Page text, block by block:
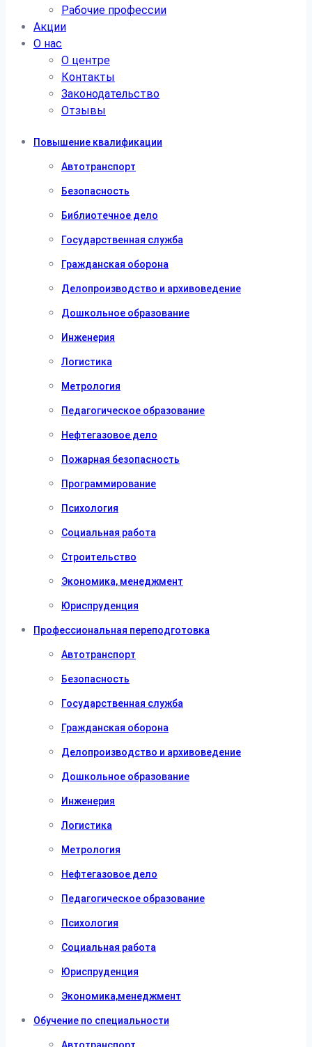
Рабочие профессии
Акции
О нас
О центре
Контакты
Законодательство
Отзывы
Повышение квалификации
Автотранспорт
Безопасность
Библиотечное дело
Государственная служба
Гражданская оборона
Делопроизводство и архивоведение
Дошкольное образование
Инженерия
Логистика
Метрология
Педагогическое образование
Нефтегазовое дело
Пожарная безопасность
Программирование
Психология
Социальная работа
Строительство
Экономика, менеджмент
Юриспруденция
Профессиональная переподготовка
Автотранспорт
Безопасность
Государственная служба
Гражданская оборона
Делопроизводство и архивоведение
Дошкольное образование
Инженерия
Логистика
Метрология
Нефтегазовое дело
Педагогическое образование
Психология
Социальная работа
Юриспруденция
Экономика,менеджмент
Обучение по специальности